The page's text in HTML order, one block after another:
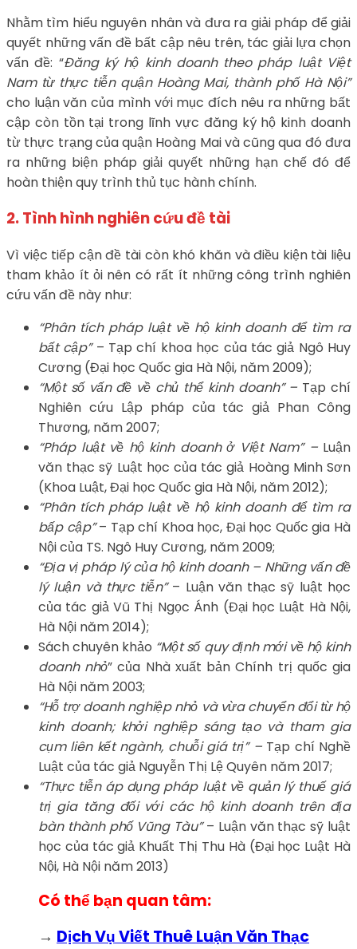
Nhằm tìm hiểu nguyên nhân và đưa ra giải pháp để giải
quyết những vấn đề bất cập nêu trên, tác giải lựa chọn
vấn đề: “Đăng ký hộ kinh doanh theo pháp luật Việt
Nam từ thực tiễn quận Hoàng Mai, thành phố Hà Nội”
cho luận văn của mình với mục đích nêu ra những bất
cập còn tồn tại trong lĩnh vực đăng ký hộ kinh doanh
từ thực trạng của quận Hoàng Mai và cũng qua đó đưa
ra những biện pháp giải quyết những hạn chế đó để
hoàn thiện quy trình thủ tục hành chính.
2. Tình hình nghiên cứu đề tài
Vì việc tiếp cận đề tài còn khó khăn và điều kiện tài liệu
tham khảo ít ỏi nên có rất ít những công trình nghiên
cứu vấn đề này như:
“Phân tích pháp luật về hộ kinh doanh để tìm ra
bất cập” – Tạp chí khoa học của tác giả Ngô Huy
Cương (Đại học Quốc gia Hà Nội, năm 2009);
“Một số vấn đề về chủ thể kinh doanh” – Tạp chí
Nghiên cứu Lập pháp của tác giả Phan Công
Thương, năm 2007;
“Pháp luật về hộ kinh doanh ở Việt Nam” – Luận
văn thạc sỹ Luật học của tác giả Hoàng Minh Sơn
(Khoa Luật, Đại học Quốc gia Hà Nội, năm 2012);
“Phân tích pháp luật về hộ kinh doanh để tìm ra
bấp cập”– Tạp chí Khoa học, Đại học Quốc gia Hà
Nội của TS. Ngô Huy Cương, năm 2009;
“Địa vị pháp lý của hộ kinh doanh – Những vấn đề
lý luận và thực tiễn” – Luận văn thạc sỹ luật học
của tác giả Vũ Thị Ngọc Ánh (Đại học Luật Hà Nội,
Hà Nội năm 2014);
Sách chuyên khảo “Một số quy định mới về hộ kinh
doanh nhỏ” của Nhà xuất bản Chính trị quốc gia
Hà Nội năm 2003;
“Hỗ trợ doanh nghiệp nhỏ và vừa chuyển đổi từ hộ
kinh doanh; khởi nghiệp sáng tạo và tham gia
cụm liên kết ngành, chuỗi giá trị” – Tạp chí Nghề
Luật của tác giả Nguyễn Thị Lệ Quyên năm 2017;
“Thực tiễn áp dụng pháp luật về quản lý thuế giá
trị gia tăng đối với các hộ kinh doanh trên địa
bàn thành phố Vũng Tàu”– Luận văn thạc sỹ luật
học của tác giả Khuất Thị Thu Hà (Đại học Luật Hà
Nội, Hà Nội năm 2013)
Có thể bạn quan tâm:
→ Dịch Vụ Viết Thuê Luận Văn Thạc